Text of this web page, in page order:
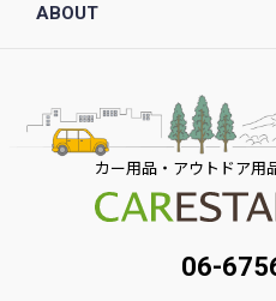
ABOUT
カー用品・アウトドア用
06-